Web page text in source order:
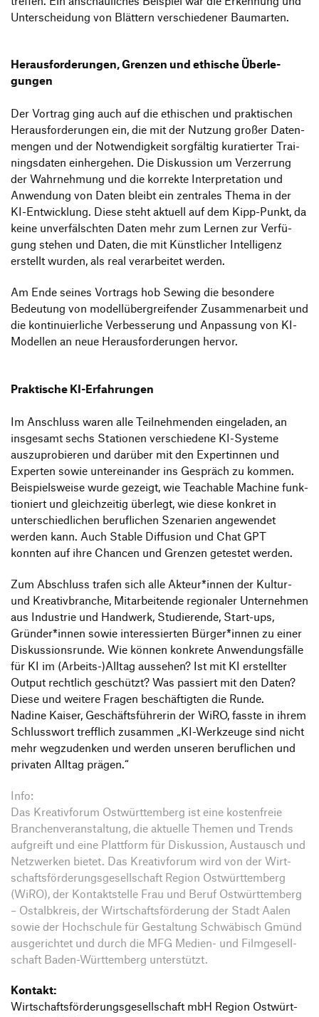
Unter­schei­dung von Blät­tern verschie­dener Baumarten.
Heraus­for­de­rungen, Grenzen und ethi­sche Über­le­
gungen
Der Vortrag ging auch auf die ethi­schen und prak­ti­schen
Heraus­for­de­rungen ein, die mit der Nutzung großer Daten­
mengen und der Notwen­dig­keit sorg­fältig kura­tierter Trai­
nings­daten einher­gehen. Die Diskus­sion um Verzer­rung
der Wahr­neh­mung und die korrekte Inter­pre­ta­tion und
Anwen­dung von Daten bleibt ein zentrales Thema in der
KI-Entwick­lung. Diese steht aktuell auf dem Kipp-Punkt, da
keine unver­fälschten Daten mehr zum Lernen zur Verfü­
gung stehen und Daten, die mit Künst­li­cher Intel­li­genz
erstellt wurden, als real verar­beitet werden.
Am Ende seines Vortrags hob Sewing die beson­dere
Bedeu­tung von modell­über­grei­fender Zusam­men­ar­beit und
die konti­nu­ier­liche Verbes­se­rung und Anpas­sung von KI-
Modellen an neue Heraus­for­de­rungen hervor.
Prak­ti­sche KI-Erfah­rungen
Im Anschluss waren alle Teil­neh­menden einge­laden, an
insge­samt sechs Stationen verschie­dene KI-Systeme
auszu­pro­bieren und darüber mit den Exper­tinnen und
Experten sowie unter­ein­ander ins Gespräch zu kommen.
Beispiels­weise wurde gezeigt, wie Teachable Machine funk­
tio­niert und gleich­zeitig über­legt, wie diese konkret in
unter­schied­li­chen beruf­li­chen Szena­rien ange­wendet
werden kann. Auch Stable Diffu­sion und Chat GPT
konnten auf ihre Chancen und Grenzen getestet werden.
Zum Abschluss trafen sich alle Akteur*innen der Kultur-
und Krea­tiv­branche, Mitar­bei­tende regio­naler Unter­nehmen
aus Indus­trie und Hand­werk, Studie­rende, Start-ups,
Gründer*innen sowie inter­es­sierten Bürger*innen zu einer
Diskus­si­ons­runde. Wie können konkrete Anwen­dungs­fälle
für KI im (Arbeits-)Alltag aussehen? Ist mit KI erstellter
Output recht­lich geschützt? Was passiert mit den Daten?
Diese und weitere Fragen beschäf­tigten die Runde.
Nadine Kaiser, Geschäfts­füh­rerin der WiRO, fasste in ihrem
Schluss­wort treff­lich zusammen „KI-Werk­zeuge sind nicht
mehr wegzu­denken und werden unseren beruf­li­chen und
privaten Alltag prägen.“
Info:
Das Krea­tiv­forum Ostwürt­tem­berg ist eine kosten­freie
Bran­chen­ver­an­stal­tung, die aktu­elle Themen und Trends
aufgreift und eine Platt­form für Diskus­sion, Austausch und
Netz­werken bietet. Das Krea­tiv­forum wird von der Wirt­
schafts­för­de­rungs­ge­sell­schaft Region Ostwürt­tem­berg
(WiRO), der Kontakt­stelle Frau und Beruf Ostwürt­tem­berg
– Ostalb­kreis, der Wirt­schafts­för­de­rung der Stadt Aalen
sowie der Hoch­schule für Gestal­tung Schwä­bisch Gmünd
ausge­richtet und durch die MFG Medien- und Film­ge­sell­
schaft Baden-Würt­tem­berg unterstützt.
Kontakt:
Wirt­schafts­för­de­rungs­ge­sell­schaft mbH Region Ostwürt­